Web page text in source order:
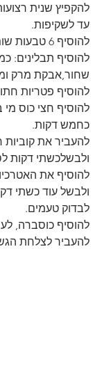
להקפיץ שנית
עד לשקיפות.
להוסיף 6 טבעות שום הנותרות ולערבב.
להוסיף תבלינים:
שחור,אבקת מרק
להוסיף פטריות
להוסיף חצי כוס
כחמש דקות.
להעביר את קוביות
ולבשלכשתי דקות
להוסיף את
ולבשל עוד כשתי
לבדוק טעמים.
להוסיף כוסברה,
להעביר לצלחת